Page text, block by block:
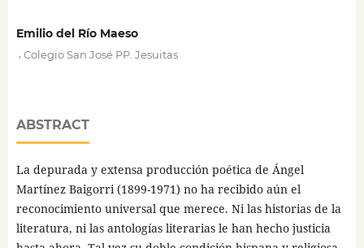
Emilio del Río Maeso
Colegio San José PP. Jesuitas
ABSTRACT
La depurada y extensa producción poética de Ángel
Martínez Baigorri (1899-1971) no ha recibido aún el
reconocimiento universal que merece. Ni las historias de la
literatura, ni las antologías literarias le han hecho justicia